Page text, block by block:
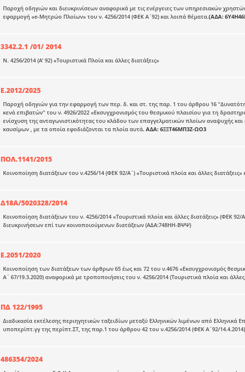
Παροχή οδηγιών και διευκρινίσεων αναφορικά με τις ενέργειες των υπηρεσιακών
εφαρμογή «e-Μητρώο Πλοίων» του ν. 4256/2014 (ΦΕΚ Α΄92) και λοιπά θέματα.(ΑΔΑ:
3342.2.1 /01/ 2014
Ν. 4256/2014 (Α’ 92) «Τουριστικά Πλοία και άλλες διατάξεις»
E.2012/2025
Παροχή οδηγιών για την εφαρμογή των περ. δ. και στ. της παρ. 1 του άρθρου 16
κενά επιβατών" του ν. 4926/2022 «Εκσυγχρονισμός του θεσμικού πλαισίου για τη
ενίσχυση της ανταγωνιστικότητας του κλάδου των επαγγελματικών πλοίων αναψυχής
καυσίμων , με τα οποία εφοδιάζονται τα πλοία αυτά. ΑΔΑ: 6ΞΞΤ46ΜΠ3Ζ-ΩΟ3
ΠΟΛ.1141/2015
Κοινοποίηση διατάξεων του ν.4256/14 (ΦΕΚ 92/Α΄) «Τουριστικά πλοία και άλλες
Δ18Α/5020328/2014
Κοινοποίηση διατάξεων του ν. 4256/2014 «Τουριστικά πλοία και άλλες διατάξεις» (ΦΕΚ
διευκρινήσεων επί των κοινοποιούμενων διατάξεων (ΑΔΑ:748ΗΗ-ΒΨΨ)
Ε.2051/2020
Κοινοποίηση των διατάξεων των άρθρων 65 έως και 72 του ν.4676 «Εκσυγχρονισμός
Α΄ 67/19.3.2020) αναφορικά με τροποποιήσεις του ν. 4256/2014 (Τουριστικά πλοία και άλλες
ΠΔ 122/1995
Διαδικασία εκτέλεσης περιηγητικών ταξειδίων μεταξύ Ελληνικών λιμένων από
υποπερίπτ.γγ της περίπτ.ΣΤ, της παρ.1 του άρθρου 42 του ν.4256/2014 (ΦΕΚ Α΄92/
486354/2024